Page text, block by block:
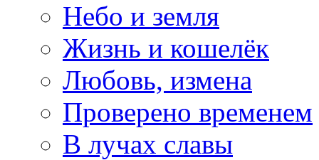
Небо и земля
Жизнь и кошелёк
Любовь, измена
Проверено временем
В лучах славы